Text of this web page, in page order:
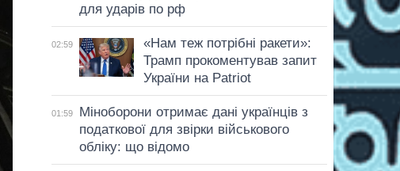
для ударів по рф
02:59
«Нам теж потрібні ракети»:
Трамп прокоментував запит
України на Patriot
01:59
Міноборони отримає дані українців з
податкової для звірки військового
обліку: що відомо